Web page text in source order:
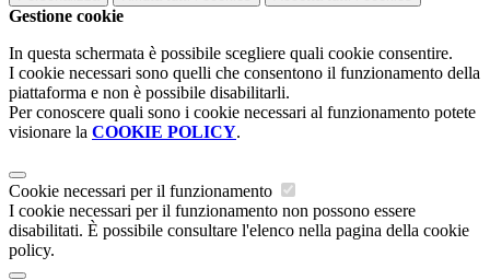
Gestione cookie
In questa schermata è possibile scegliere quali cookie consentire.
I cookie necessari sono quelli che consentono il funzionamento della
piattaforma e non è possibile disabilitarli.
Per conoscere quali sono i cookie necessari al funzionamento potete
visionare la COOKIE POLICY.
Cookie necessari per il funzionamento
I cookie necessari per il funzionamento non possono essere
disabilitati. È possibile consultare l'elenco nella pagina della cookie
policy.